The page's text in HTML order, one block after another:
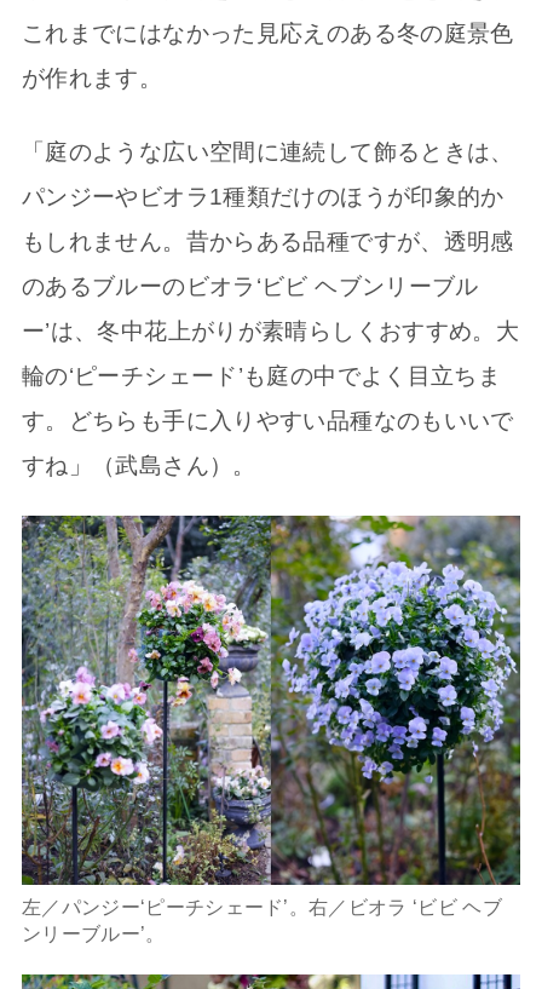
これまでにはなかった見応えのある冬の庭景色
が作れます。
「庭のような広い空間に連続して飾るときは、
パンジーやビオラ1種類だけのほうが印象的か
もしれません。昔からある品種ですが、透明感
のあるブルーのビオラ‘ビビ ヘブンリーブル
ー’は、冬中花上がりが素晴らしくおすすめ。大
輪の‘ピーチシェード’も庭の中でよく目立ちま
す。どちらも手に入りやすい品種なのもいいで
すね」（武島さん）。
左／パンジー‘ピーチシェード’。右／ビオラ ‘ビビ ヘブ
ンリーブルー’。